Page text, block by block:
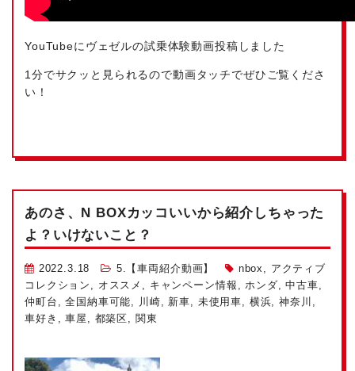
YouTubeにヴェゼルの試乗体験動画投稿しました
1分でサクッと見られるので動画タッチでぜひご覧くださ
い！
あのさ、N BOXカッコいいから紹介しちゃった
よ？いけないこと？
2022.3.18 5.【車両紹介動画】 nbox
アクティブ
コレクション
オススメ キャンペーン情報 ホンダ ,中古車
仲町台
,全国納車可能 川崎 新車 未使用車 横浜 ,神奈川
車好き
,車屋 都築区 関東